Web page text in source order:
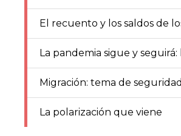
El recuento y los saldos de
La pandemia sigue y
Migración: tema de
La polarización que viene